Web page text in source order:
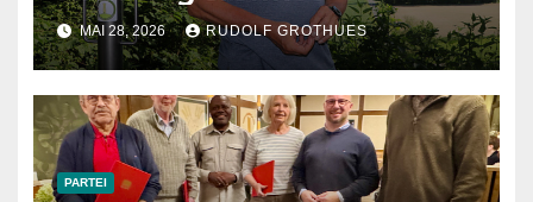
MAI 28, 2026 RUDOLF GROTHUES
PARTEI